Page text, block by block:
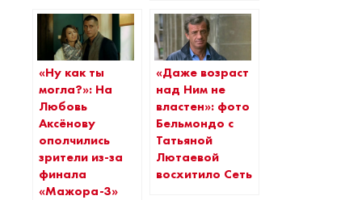
«Ну как ты
могла?»: На
Любовь
Аксёнову
ополчились
зрители из-за
финала
«Мажора-3»
«Даже возраст
над Ним не
властен»: фото
Бельмондо с
Татьяной
Лютаевой
восхитило Сеть